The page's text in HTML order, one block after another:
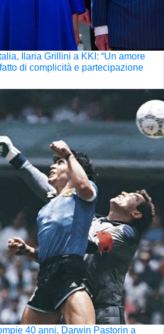
Ilaria Grillini a KKI: “Un amore
di complicità e partecipazione
40 anni, Darwin Pastorin a